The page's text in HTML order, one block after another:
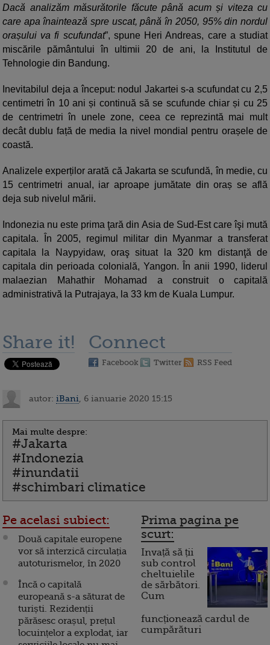
Dacă analizăm măsurătorile făcute până acum și viteza cu
care apa înaintează spre uscat, până în 2050, 95% din nordul
orașului va fi scufundat”, spune Heri Andreas, care a studiat
miscările pământului în ultimii 20 de ani, la Institutul de
Tehnologie din Bandung.
Inevitabilul deja a început: nodul Jakartei s-a scufundat cu 2,5
centimetri în 10 ani și continuă să se scufunde chiar și cu 25
de centrimetri în unele zone, ceea ce reprezintă mai mult
decât dublu față de media la nivel mondial pentru orașele de
coastă.
Analizele experților arată că Jakarta se scufundă, în medie, cu
15 centrimetri anual, iar aproape jumătate din oraș se află
deja sub nivelul mării.
Indonezia nu este prima ţară din Asia de Sud-Est care îşi mută
capitala. În 2005, regimul militar din Myanmar a transferat
capitala la Naypyidaw, oraş situat la 320 km distanţă de
capitala din perioada colonială, Yangon. În anii 1990, liderul
malaezian Mahathir Mohamad a construit o capitală
administrativă la Putrajaya, la 33 km de Kuala Lumpur.
Share it! Connect
Facebook Twitter RSS Feed
autor: iBani , 6 ianuarie 2020 15:15
Mai multe despre:
#Jakarta
#Indonezia
#inundatii
#schimbari climatice
Pe acelasi subiect:
Două capitale europene
vor să interzică circulația
autoturismelor, în 2020
Încă o capitală
europeană s-a săturat de
turiști. Rezidenții
părăsesc orașul, prețul
locuințelor a explodat, iar
Prima pagina pe
scurt:
Invață să ții
sub control
cheltuielile
de sărbători.
Cum
funcționează cardul de
cumpărături